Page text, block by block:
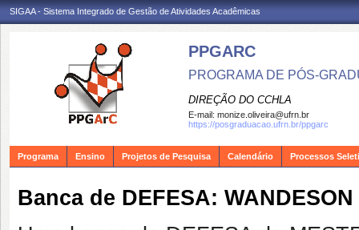
SIGAA - Sistema Integrado de Gestão de Atividades Acadêmicas
PPGARC
PROGRAMA DE PÓS-
DIREÇÃO DO CCHLA
E-mail: monize.oliveira@ufrn.br
https://posgraduacao.ufrn.br/ppgarc
Programa Ensino Projetos de Pesquisa Calendário Processos
Banca de DEFESA: